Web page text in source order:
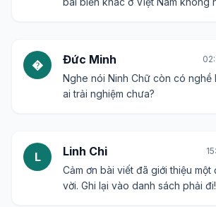
� Đức Minh
Nghe nói Ninh Chữ còn có nghề
ai trải nghiệm chưa?
L Linh Chi
Cảm ơn bài viết đã giới thiệu một
vời. Ghi lại vào danh sách phải đi!